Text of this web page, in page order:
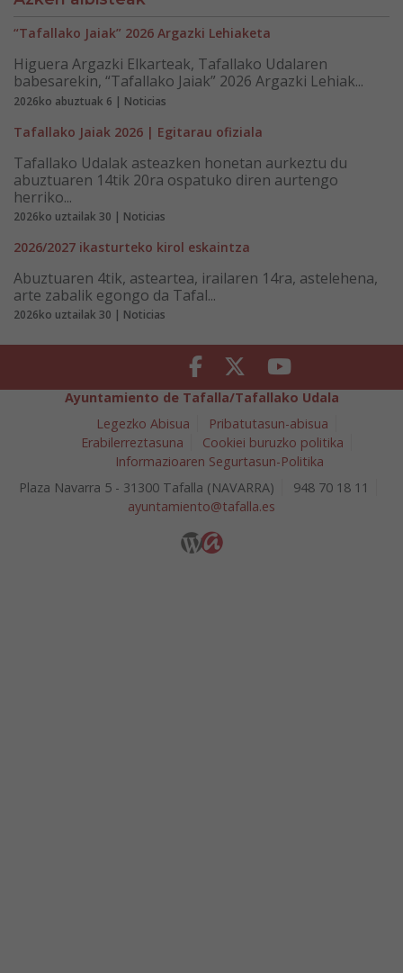
“Tafallako Jaiak” 2026 Argazki Lehiaketa
Higuera Argazki Elkarteak, Tafallako Udalaren
babesarekin, “Tafallako Jaiak” 2026 Argazki Lehiak...
2026ko abuztuak 6 | Noticias
Tafallako Jaiak 2026 | Egitarau ofiziala
Tafallako Udalak asteazken honetan aurkeztu du
abuztuaren 14tik 20ra ospatuko diren aurtengo
herriko...
2026ko uztailak 30 | Noticias
2026/2027 ikasturteko kirol eskaintza
Abuztuaren 4tik, asteartea, irailaren 14ra, astelehena,
arte zabalik egongo da Tafal...
2026ko uztailak 30 | Noticias
Facebook Twitter Youtube
Ayuntamiento de Tafalla/Tafallako Udala
Legezko Abisua
Pribatutasun-abisua
Erabilerreztasuna
Cookiei buruzko politika
Informazioaren Segurtasun-Politika
Plaza Navarra 5 - 31300 Tafalla (NAVARRA)
948 70 18 11
ayuntamiento@tafalla.es